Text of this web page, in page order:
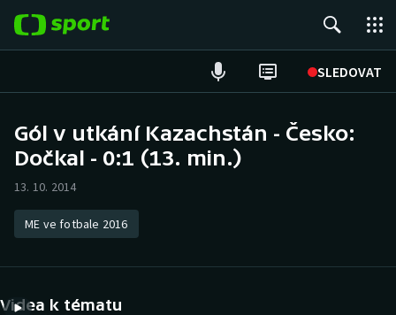
SLEDOVAT
Hokej
Atletika
Gól v utkání Kazachstán - Česko:
Dočkal - 0:1 (13. min.)
13. 10. 2014
ME ve fotbale 2016
Videa k tématu